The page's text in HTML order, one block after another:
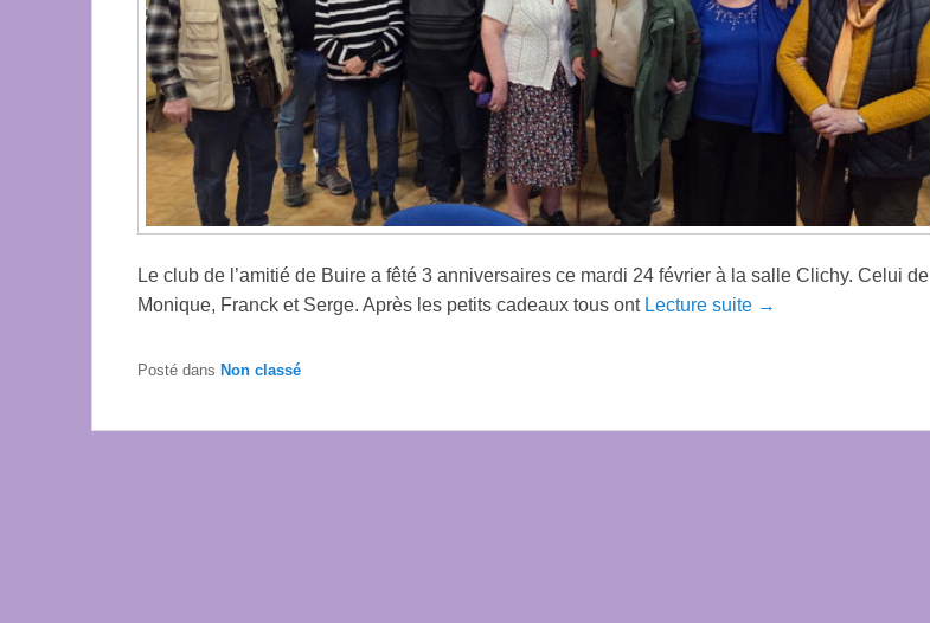
Le club de l’amitié de Buire a fêté 3 anniversaires ce mardi 24 février à la salle Clichy. Celui de
Monique, Franck et Serge. Après les petits cadeaux tous ont Lecture suite →
Posté dans Non classé